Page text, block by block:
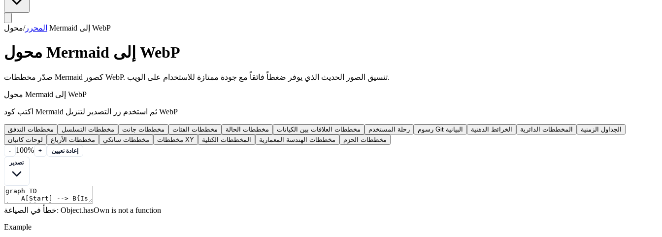
المحرر/ محول Mermaid إلى WebP
محول Mermaid إلى WebP
صدّر مخططات Mermaid كصور WebP. تنسيق الصور الحديث الذي يوفر ضغطاً فائقاً مع جودة ممتازة للاستخدام على الويب.
محول Mermaid إلى WebP
اكتب كود Mermaid ثم استخدم زر التصدير لتنزيل WebP
مخططات التدفق مخططات التسلسل مخططات جانت مخططات الفئات مخططات الحالة مخططات العلاقات بين الكيانات رحلة المستخدم رسوم Git البيانية الخرائط الذهنية المخططات الدائرية
الجداول الزمنية
لوحات كانبان
مخططات الأرباع مخططات سانكي مخططات XY المخططات الكتلية مخططات الهندسة المعمارية مخططات الحزم
- 100% +
إعادة تعيين
تصدير
خطأ في الصياغة: Object.hasOwn is not a function
Example